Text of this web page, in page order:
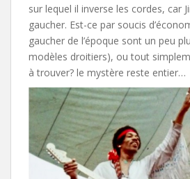
sur lequel il inverse les cordes, car
gaucher. Est-ce par soucis
gaucher de l’époque sont un peu
modèles droitiers), ou tout
à trouver? le mystère reste entier…